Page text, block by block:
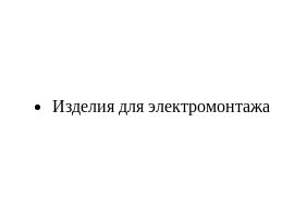
Изделия для электромонтажа